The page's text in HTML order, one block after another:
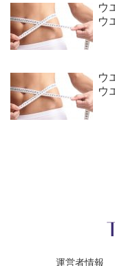
ウ
ウ
ウ
ウ
運営者情報